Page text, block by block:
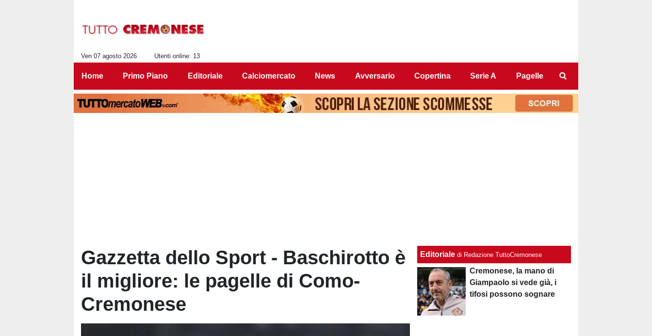
Ven 07 agosto 2026 Utenti online: 13
Home Primo Piano Editoriale Calciomercato News Avversario Copertina Serie A Pagelle
Gazzetta dello Sport - Baschirotto è
il migliore: le pagelle di Como-
Cremonese
Editoriale di Redazione TuttoCremonese
Cremonese, la mano di
Giampaolo si vede già, i
tifosi possono sognare